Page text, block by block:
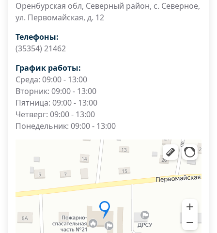
Оренбурская обл, Северный район, с. Северное,
ул. Первомайская, д. 12
Телефоны:
(35354) 21462
График работы:
Среда: 09:00 - 13:00
Вторник: 09:00 - 13:00
Пятница: 09:00 - 13:00
Четверг: 09:00 - 13:00
Понедельник: 09:00 - 13:00